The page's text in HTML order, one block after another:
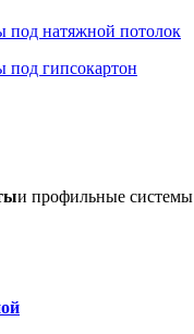
под натяжной потолок
под гипсокартон
и профильные системы